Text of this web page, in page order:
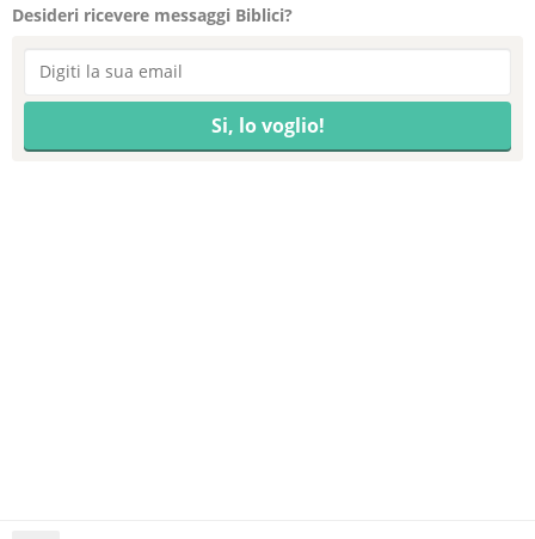
Desideri ricevere messaggi Biblici?